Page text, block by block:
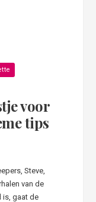
voor
tips
Steve,
van de
is, gaat de